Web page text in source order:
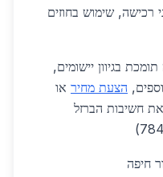
רכישה, שימוש בחוזים
תומכת בגיוון יישומים,
הצעת מחיר או
חשיבות הברזל
חיפה